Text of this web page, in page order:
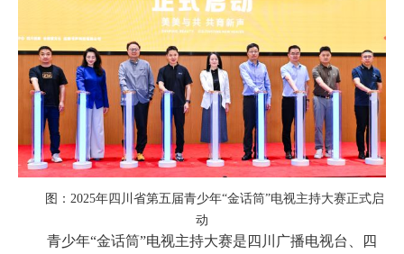
图： 2025年四川省第五届青少年“金话筒”电视主持大赛正式启
动
青少年“金话筒”电视主持大赛是四川广播电视台、四